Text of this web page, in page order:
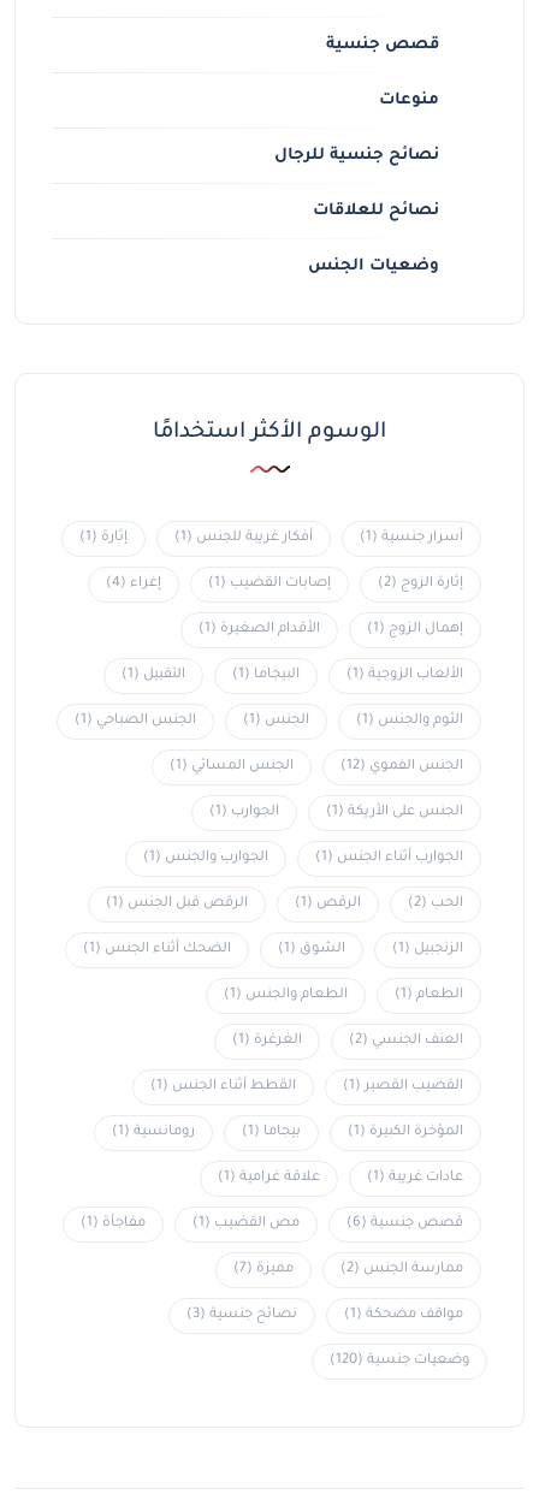
قصص جنسية
منوعات
نصائح جنسية للرجال
نصائح للعلاقات
وضعيات الجنس
الوسوم الأكثر استخدامًا
أسرار جنسية (1) أفكار غريبة للجنس (1) إثارة (1)
إثارة الزوج (2) إصابات القضيب (1) إغراء (4)
إهمال الزوج (1) الأقدام الصغيرة (1)
الألعاب الزوجية (1) البيجاما (1) التقبيل (1)
الثوم والجنس (1) الجنس (1) الجنس الصباحي (1)
الجنس الفموي (12) الجنس المسائي (1)
الجنس على الأريكة (1) الجوارب (1)
الجوارب أثناء الجنس (1) الجوارب والجنس (1)
الحب (2) الرقص (1) الرقص قبل الجنس (1)
الزنجبيل (1) الشوق (1) الضحك أثناء الجنس (1)
الطعام (1) الطعام والجنس (1)
العنف الجنسي (2) الغرغرة (1)
القضيب القصير(1) القطط أثناء الجنس (1)
المؤخرة الكبيرة (1) بيجاما (1) رومانسية (1)
عادات غريبة (1) علاقة غرامية (1)
قصص جنسية (6) مص القضيب (1) مفاجأة (1)
ممارسة الجنس (2) مميزة (7)
مواقف مضحكة (1) نصائح جنسية (3)
وضعيات جنسية (120)